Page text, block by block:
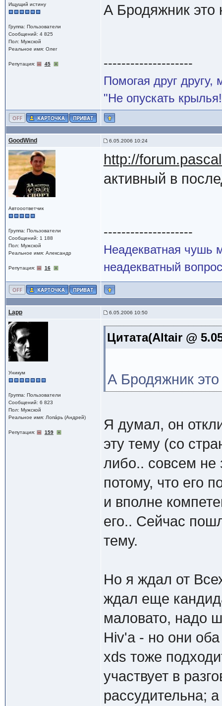
Ищущий истину
Группа: Пользователи
Сообщений: 4 825
Пол: Мужской
Реальное имя: Олег
Репутация: 45
А Бродяжник это
--------------------
Помогая друг
"Не опускать
GoodWind 6.05.2006 10:24
Автооответчик
Группа: Пользователи
Сообщений: 1 188
Пол: Мужской
Реальное имя: Александр
Репутация: 16
http://
активный в
--------------------
Неадекватная чушь
неадекватный
Lapp 6.05.2006 10:50
Уникум
Группа: Пользователи
Сообщений: 6 823
Пол: Мужской
Реальное имя: Лопáрь (Андрей)
Репутация: 159
Цитата(Altair @
А Бродяжник
Я думал, он
эту тему (со
либо.. совсем не
потому, что его
и вполне
его.. Сейчас
тему.
Но я ждал от
ждал еще
маловато, надо
Hiv'а - но они
xds тоже
участвует в
рассудительна;